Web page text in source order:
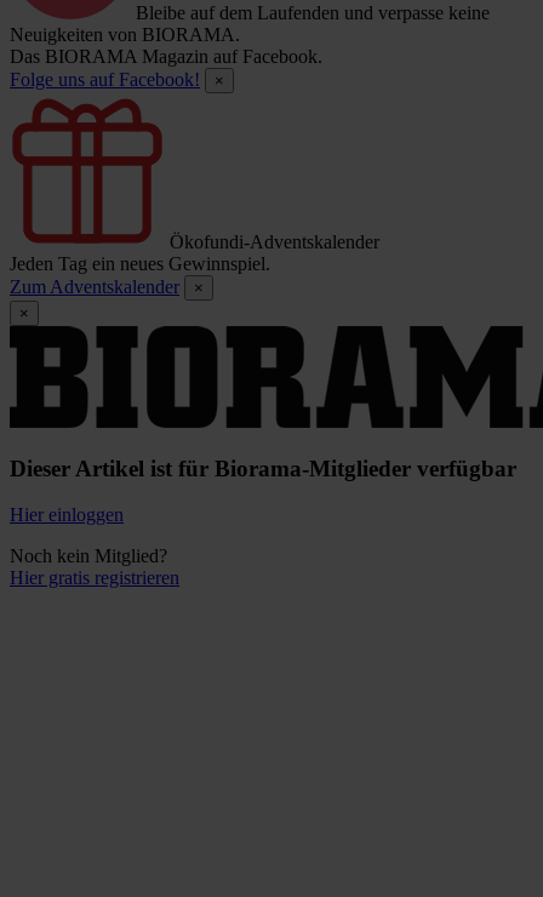
Bleibe auf dem Laufenden und verpasse keine
Neuigkeiten von BIORAMA.
Das BIORAMA Magazin auf Facebook.
Folge uns auf Facebook!
×
Ökofundi-Adventskalender
Jeden Tag ein neues Gewinnspiel.
Zum Adventskalender
×
×
Dieser Artikel ist für Biorama-Mitglieder verfügbar
Hier einloggen
Noch kein Mitglied?
Hier gratis registrieren